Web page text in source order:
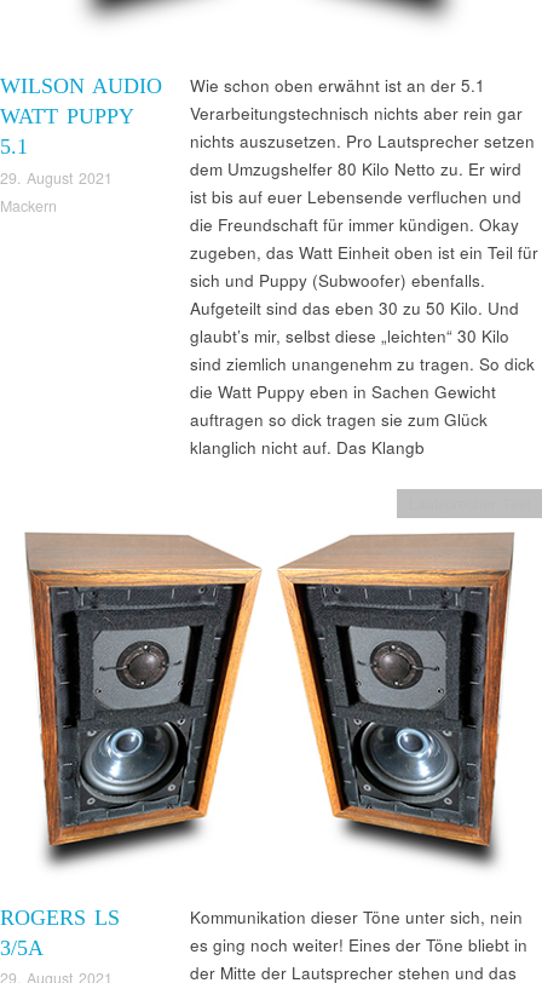
WILSON AUDIO
WATT PUPPY
5.1
29. August 2021
Mackern
Wie schon oben erwähnt ist an der 5.1
Verarbeitungstechnisch nichts aber rein gar
nichts auszusetzen. Pro Lautsprecher setzen
dem Umzugshelfer 80 Kilo Netto zu. Er wird
ist bis auf euer Lebensende verfluchen und
die Freundschaft für immer kündigen. Okay
zugeben, das Watt Einheit oben ist ein Teil für
sich und Puppy (Subwoofer) ebenfalls.
Aufgeteilt sind das eben 30 zu 50 Kilo. Und
glaubt’s mir, selbst diese „leichten“ 30 Kilo
sind ziemlich unangenehm zu tragen. So dick
die Watt Puppy eben in Sachen Gewicht
auftragen so dick tragen sie zum Glück
klanglich nicht auf. Das Klangb
ROGERS LS
3/5A
29. August 2021
Kommunikation dieser Töne unter sich, nein
es ging noch weiter! Eines der Töne bliebt in
der Mitte der Lautsprecher stehen und das